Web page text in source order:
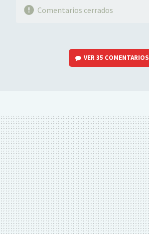
Comentarios cerrados
VER35 COMENTARIOS